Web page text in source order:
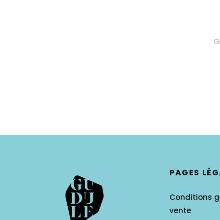
PAGES
Conditions
vente